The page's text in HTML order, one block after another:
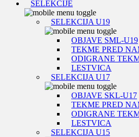
SELEKCIJE
SELEKCIJA U19
OBJAVE SML-U19
TEKME PRED
ODIGRANE
LESTVICA
SELEKCIJA U17
OBJAVE SKL-U17
TEKME PRED
ODIGRANE
LESTVICA
SELEKCIJA U15